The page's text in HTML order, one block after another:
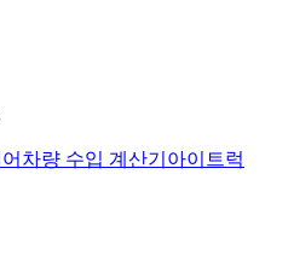
차량 수입 계산기 아이트럭